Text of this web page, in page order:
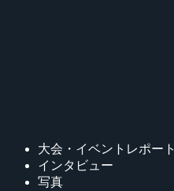
大会・イベントレポート
インタビュー
写真